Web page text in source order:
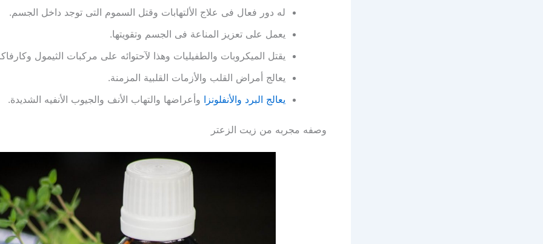
له دور فعال فى علاج الألتهابات وقتل السموم التى توجد داخل الجسم.
يعمل على تعزيز المناعة فى الجسم وتقويتها.
يقتل الميكروبات والطفيليات وهذا لآحتوائه على مركبات الثيمول
يعالج أمراض القلب والأزمات القلبية المزمنة.
يعالج البرد والأنفلونزا وأعراضها والتهاب الأنف والجيوب الأنفيه الشديدة.
وصفه مجربه من زيت الزعتر